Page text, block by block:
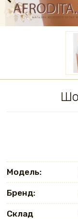
Модель:
Бренд:
Склад